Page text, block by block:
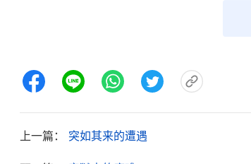
迫害信神的人，真是欺世盗名！我又想
往，你们都听过这句话，但谁也不明白
在此地的人都因着信神而受羞辱、受逼
上一篇： 突如其来的遭遇